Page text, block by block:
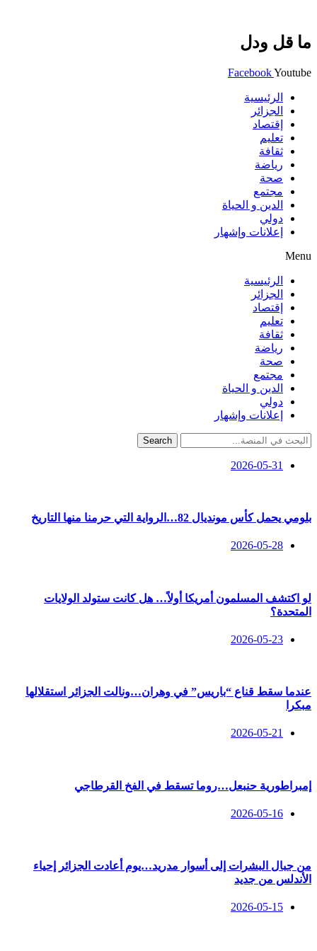
ما قل ودل
FacebookYoutube
الرئيسية
الجزائر
إقتصاد
تعليم
ثقافة
رياضة
صحة
مجتمع
الدين و الحياة
دولي
إعلانات وإشهار
Menu
الرئيسية
الجزائر
إقتصاد
تعليم
ثقافة
رياضة
صحة
مجتمع
الدين و الحياة
دولي
إعلانات وإشهار
Search
2026-05-31
بلومي يحمل كأس مونديال 82…الرواية التي حرمنا منها التاريخ
2026-05-28
لو اكتشف المسلمون أمريكا أولاً… هل كانت ستولد الولايات
المتحدة؟
2026-05-23
عندما سقط قناع “باريس” في وهران…ونالت الجزائر استقلالها
مبكرا
2026-05-21
إمبراطورية حنبعل…روما تسقط في الفخ القرطاجي
2026-05-16
من جبال البشرات إلى أسوار مدريد…يوم أعادت الجزائر إحياء
الأندلس من جديد
2026-05-15